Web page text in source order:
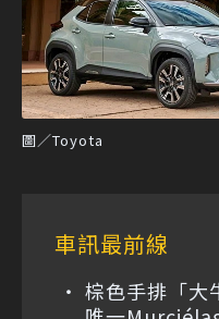
圖／Toyota
車訊最前線
棕色手排「大